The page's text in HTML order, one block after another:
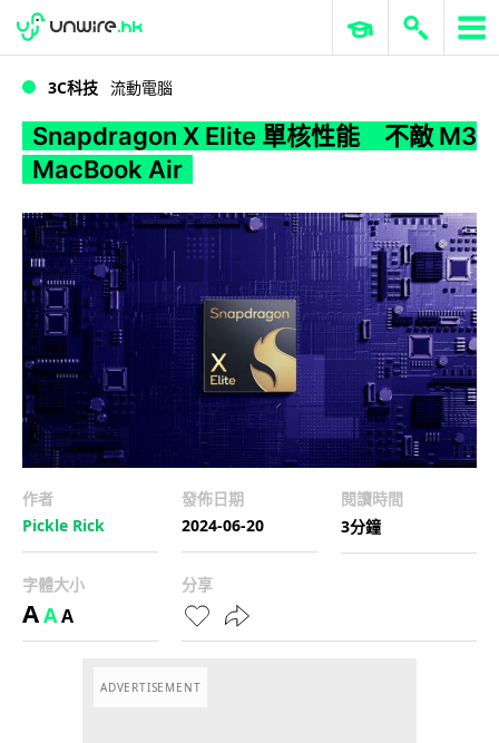
WWDC 2026 ERP 與商業 AI
3C科技 流動電腦
Snapdragon X Elite 單核性能 不敵 M3
MacBook Air
作者
Pickle Rick
發佈日期
2024-06-20
閱讀時間
3分鐘
字體大小
AAA
分享
ADVERTISEMENT